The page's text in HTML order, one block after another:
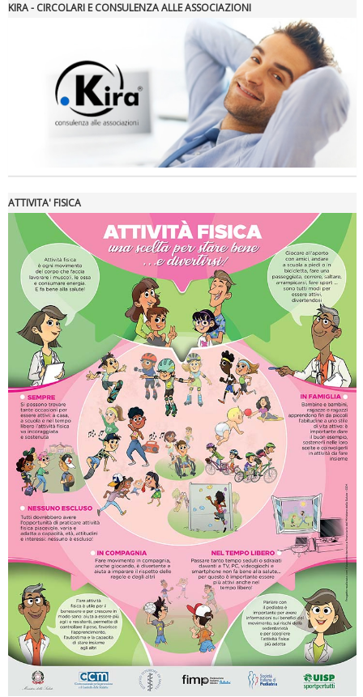
Tiziano Pesce a Radio InBlu2000 traccia il bilancio della stagione
Ddl Lobby, Uisp: “Il Parlamento valorizzi le nostre specificità"
La formazione Uisp rallenta ma prosegue anche in estate
KIRA - CIRCOLARI E CONSULENZA ALLE ASSOCIAZIONI
ATTIVITA' FISICA